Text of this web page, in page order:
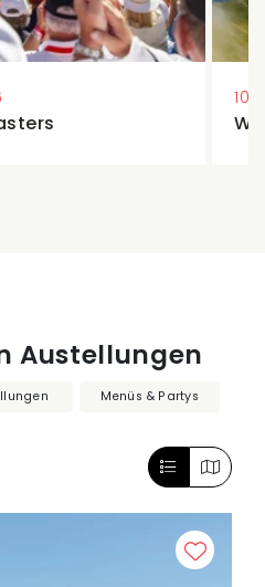
Austellungen
Menüs & Partys